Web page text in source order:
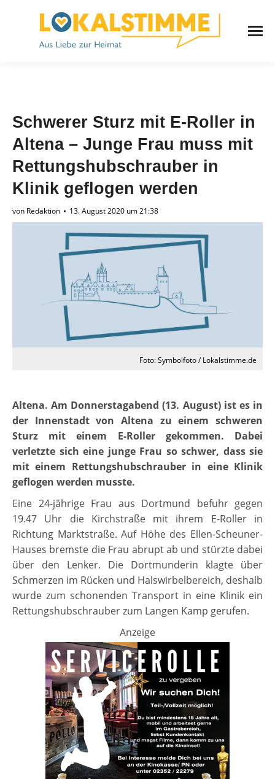
Schwerer Sturz mit E-Roller in
Altena – Junge Frau muss mit
Rettungshubschrauber in
Klinik geflogen werden
von Redaktion 13. August 2020 um 21:38
Foto: Symbolfoto / Lokalstimme.de
Altena. Am Donnerstagabend (13. August) ist es in
der Innenstadt von Altena zu einem schweren
Sturz mit einem E-Roller gekommen. Dabei
verletzte sich eine junge Frau so schwer, dass sie
mit einem Rettungshubschrauber in eine Klinik
geflogen werden musste.
Eine 24-jährige Frau aus Dortmund befuhr gegen
19.47 Uhr die Kirchstraße mit ihrem E-Roller in
Richtung Marktstraße. Auf Höhe des Ellen-Scheuner-
Hauses bremste die Frau abrupt ab und stürzte dabei
über den Lenker. Die Dortmunderin klagte über
Schmerzen im Rücken und Halswirbelbereich, deshalb
wurde zum schonenden Transport in eine Klinik ein
Rettungshubschrauber zum Langen Kamp gerufen.
Anzeige